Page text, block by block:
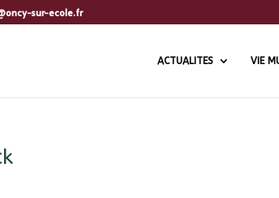
sur-ecole.fr
ACTUALITES VIE